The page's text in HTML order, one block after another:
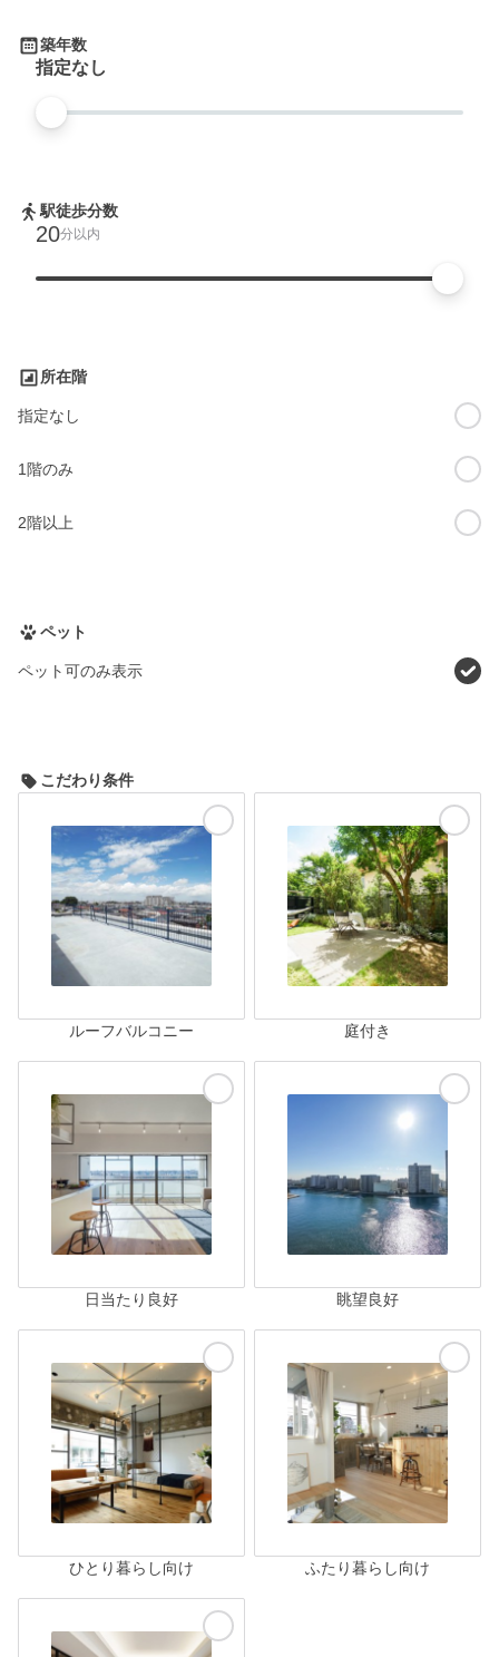
築年数
指定なし
駅徒歩分数
20分以内
所在階
指定なし
1階のみ
2階以上
ペット
ペット可のみ表示
こだわり条件
ルーフバルコニー 庭付き
日当たり良好 眺望良好
ひとり暮らし向け ふたり暮らし向け